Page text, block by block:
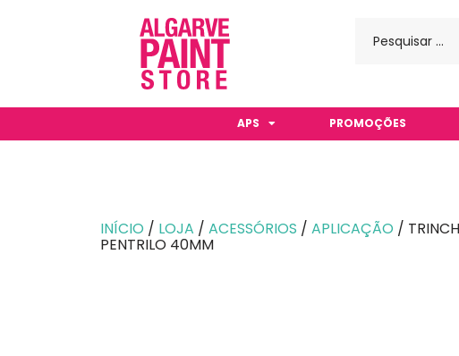
APS PROMOÇÕES
INÍCIO / LOJA / ACESSÓRIOS / APLICAÇÃO /
PENTRILO 40MM